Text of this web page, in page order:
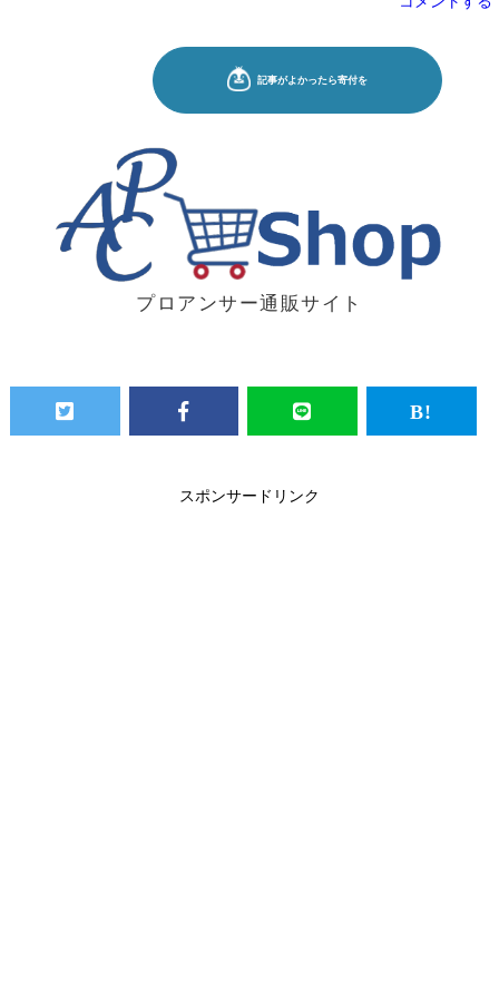
プロアンサー通販サイト
スポンサードリンク